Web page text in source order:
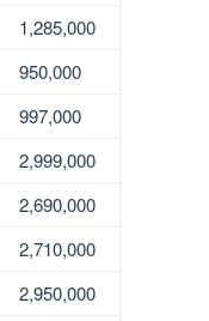
1,285,000
950,000
997,000
2,999,000
2,690,000
2,710,000
2,950,000